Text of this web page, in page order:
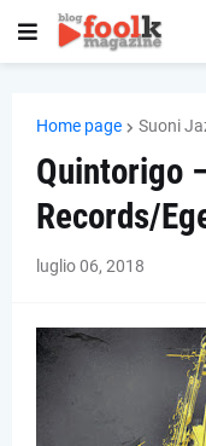
Home page Suoni
Quintorigo
Records/
luglio 06, 2018